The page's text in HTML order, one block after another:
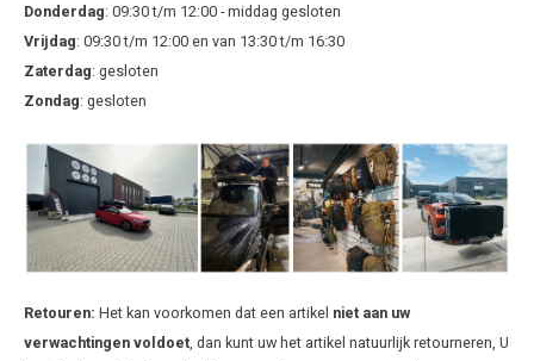
Jeep
Kia
Land
Donderdag: 09:30 t/m 12:00 - middag gesloten
Vrijdag: 09:30 t/m 12:00 en van 13:30 t/m 16:30
Zaterdag: gesloten
Zondag: gesloten
Retouren: Het kan voorkomen dat een artikel niet aan uw
verwachtingen voldoet, dan kunt uw het artikel natuurlijk retourneren, U